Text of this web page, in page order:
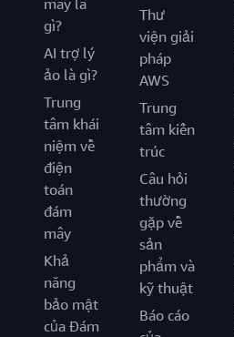
mây là
gì?
AI trợ lý
ảo là gì?
Trung
tâm khái
niệm về
điện
toán
đám
mây
Khả
năng
bảo mật
của Đám
Thư
viện giải
pháp
AWS
Trung
tâm kiến
trúc
Câu hỏi
thường
gặp về
sản
phẩm và
kỹ thuật
Báo cáo